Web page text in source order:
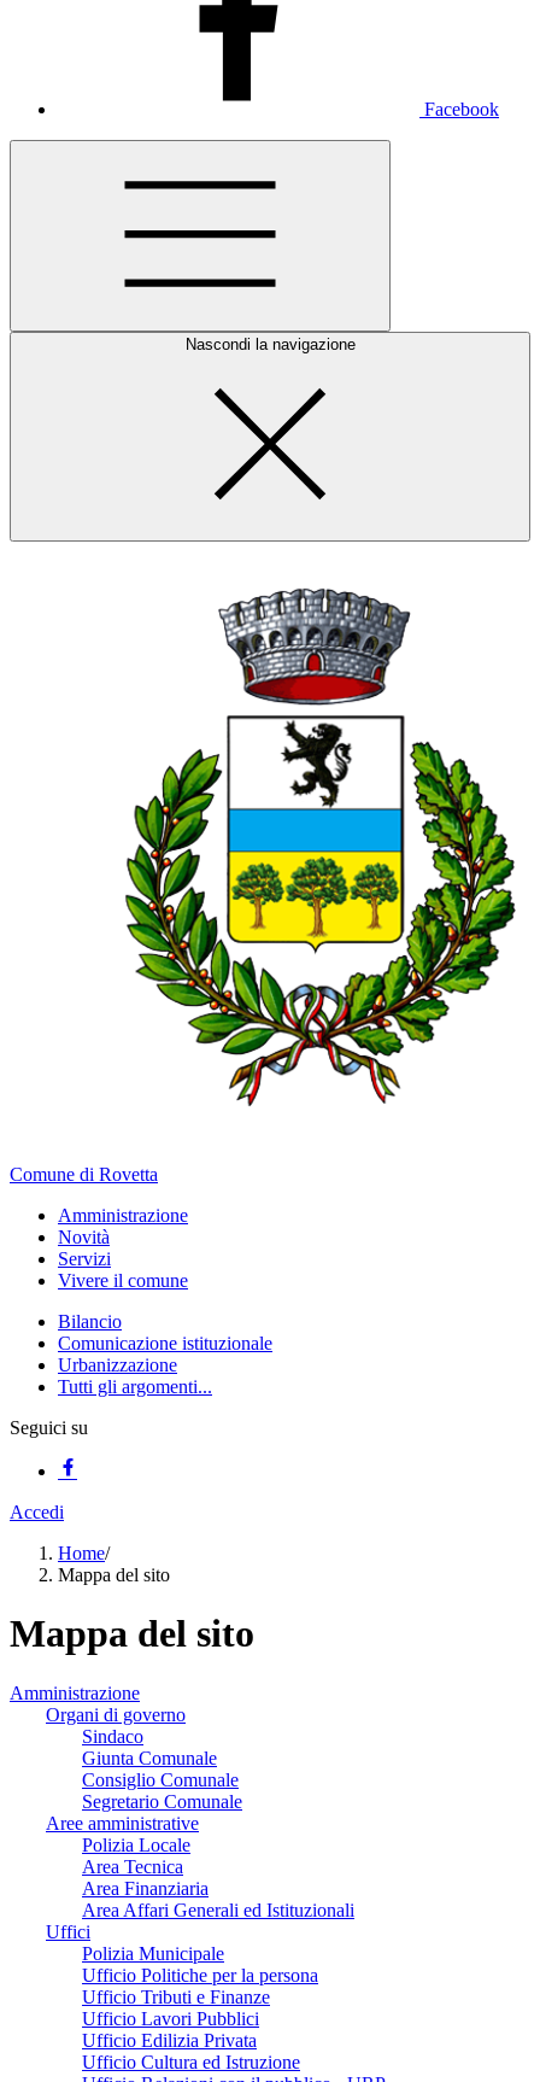
Facebook
Nascondi la navigazione
Comune di Rovetta
Amministrazione
Novità
Servizi
Vivere il comune
Bilancio
Comunicazione istituzionale
Urbanizzazione
Tutti gli argomenti...
Seguici su
Accedi
Home/
Mappa del sito
Mappa del sito
Amministrazione
Organi di governo
Sindaco
Giunta Comunale
Consiglio Comunale
Segretario Comunale
Aree amministrative
Polizia Locale
Area Tecnica
Area Finanziaria
Area Affari Generali ed Istituzionali
Uffici
Polizia Municipale
Ufficio Politiche per la persona
Ufficio Tributi e Finanze
Ufficio Lavori Pubblici
Ufficio Edilizia Privata
Ufficio Cultura ed Istruzione